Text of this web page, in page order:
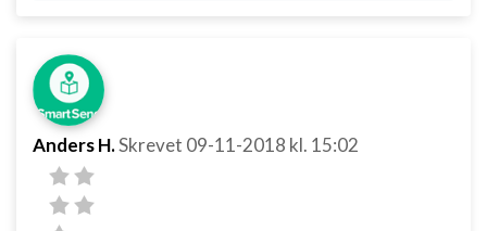
Anders H.Skrevet 09-11-2018 kl. 15:02